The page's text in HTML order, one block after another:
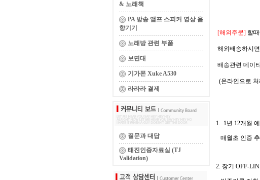
& 노래책
PA 방송 앰프 스피커 영상 음
향기기
노래방 관련 부품
보면대
기가폰 Xuke A530
라라라 결제
질문과 대답
태진인증자료실 (TJ
Validation)
[해외주문] 할
해외배송하시
배송관련 데이
(온라인으로
1. 1년 12개월
매월초 인증
2. 장기 OFF-